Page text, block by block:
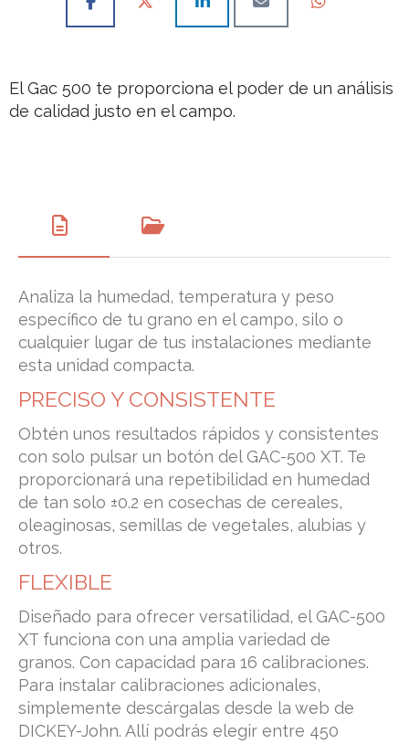
El Gac 500 te proporciona el poder de un análisis
de calidad justo en el campo.
Analiza la humedad, temperatura y peso
específico de tu grano en el campo, silo o
cualquier lugar de tus instalaciones mediante
esta unidad compacta.
PRECISO Y CONSISTENTE
Obtén unos resultados rápidos y consistentes
con solo pulsar un botón del GAC-500 XT. Te
proporcionará una repetibilidad en humedad
de tan solo ±0.2 en cosechas de cereales,
oleaginosas, semillas de vegetales, alubias y
otros.
FLEXIBLE
Diseñado para ofrecer versatilidad, el GAC-500
XT funciona con una amplia variedad de
granos. Con capacidad para 16 calibraciones.
Para instalar calibraciones adicionales,
simplemente descárgalas desde la web de
DICKEY-John. Allí podrás elegir entre 450